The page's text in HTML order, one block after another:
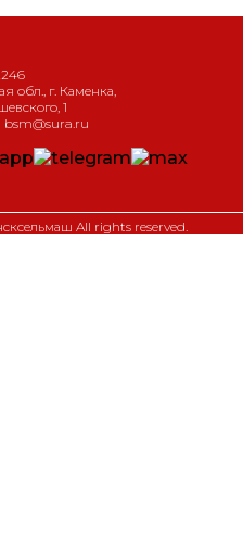
обл., г. Каменка,
1
bsm@sura.ru
All rights reserved.